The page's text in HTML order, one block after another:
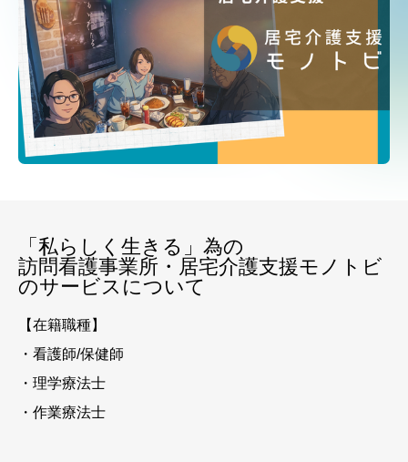
「私らしく生きる」為の
訪問看護事業所・居宅介護支援モノトビ
のサービスについて
【在籍職種】
・看護師/保健師
・理学療法士
・作業療法士